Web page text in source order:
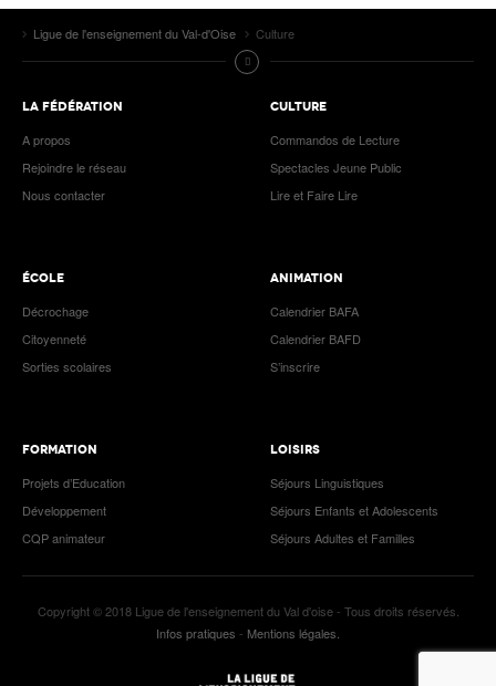
Ligue de l'enseignement du Val-d'Oise Culture
LA FÉDÉRATION
A propos
Rejoindre le réseau
Nous contacter
CULTURE
Commandos de Lecture
Spectacles Jeune Public
Lire et Faire Lire
ÉCOLE
Décrochage
Citoyenneté
Sorties scolaires
ANIMATION
Calendrier BAFA
Calendrier BAFD
S’inscrire
FORMATION
Projets d’Education
Développement
CQP animateur
LOISIRS
Séjours Linguistiques
Séjours Enfants et Adolescents
Séjours Adultes et Familles
Copyright © 2018 Ligue de l'enseignement du Val d'oise - Tous droits réservés.
Infos pratiques - Mentions légales.